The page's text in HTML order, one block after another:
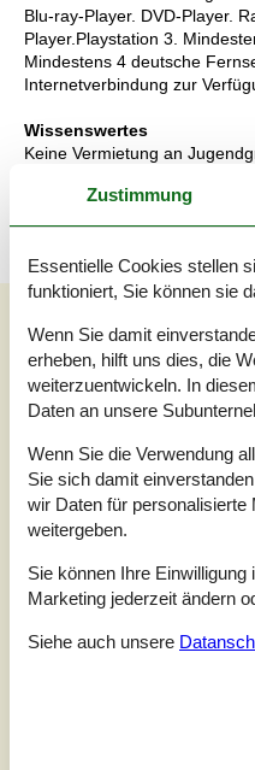
Blu-ray-Player. DVD-Player.
Player.Playstation 3.
Mindestens 4 deutsche
Internetverbindung zur
Wissenswertes
Keine Vermietung an
Verbots wird eine Gebühr
Unsere Gästebewertungen
3,7
Letzte
5
3
2
1
Zustimmung
Essentielle Cookies stellen
funktioniert, Sie können sie
Wenn Sie damit
erheben, hilft uns dies, die
weiterzuentwickeln. In
Daten an unsere
Wenn Sie die Verwendung
Sie sich damit
wir Daten für
weitergeben.
Sie können Ihre
Marketing jederzeit ändern
Siehe auch unsere